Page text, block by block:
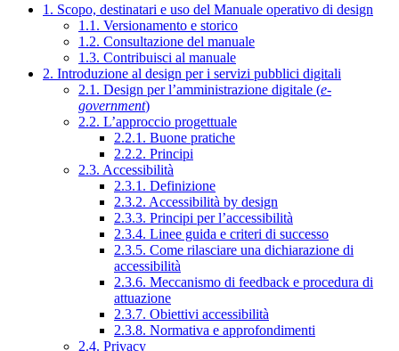
1. Scopo, destinatari e uso del Manuale operativo di design
1.1. Versionamento e storico
1.2. Consultazione del manuale
1.3. Contribuisci al manuale
2. Introduzione al design per i servizi pubblici digitali
2.1. Design per l’amministrazione digitale (e-
government)
2.2. L’approccio progettuale
2.2.1. Buone pratiche
2.2.2. Principi
2.3. Accessibilità
2.3.1. Definizione
2.3.2. Accessibilità by design
2.3.3. Principi per l’accessibilità
2.3.4. Linee guida e criteri di successo
2.3.5. Come rilasciare una dichiarazione di
accessibilità
2.3.6. Meccanismo di feedback e procedura di
attuazione
2.3.7. Obiettivi accessibilità
2.3.8. Normativa e approfondimenti
2.4. Privacy